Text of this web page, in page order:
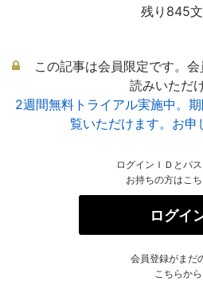
残り845
この記事は会員限定です。
読みいただ
2週間無料トライアル実施中。
覧いただけます。お申
ログインＩＤとパ
お持ちの方はこ
ログイ
会員登録がまだ
こちらから